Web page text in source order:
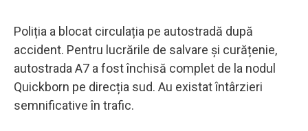
Poliția a blocat circulația pe autostradă după
accident. Pentru lucrările de salvare și curățenie,
autostrada A7 a fost închisă complet de la nodul
Quickborn pe direcția sud. Au existat întârzieri
semnificative în trafic.